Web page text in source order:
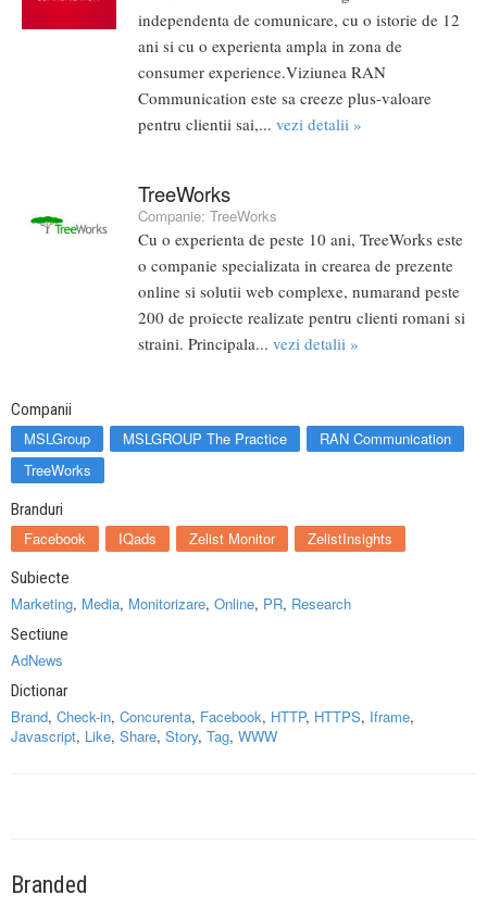
independenta de comunicare, cu o istorie de 12
ani si cu o experienta ampla in zona de
consumer experience.Viziunea RAN
Communication este sa creeze plus-valoare
pentru clientii sai,... vezi detalii »
TreeWorks
Companie: TreeWorks
Cu o experienta de peste 10 ani, TreeWorks este
o companie specializata in crearea de prezente
online si solutii web complexe, numarand peste
200 de proiecte realizate pentru clienti romani si
straini. Principala... vezi detalii »
Companii
MSLGroup MSLGROUP The Practice
RAN Communication
TreeWorks
Branduri
Facebook IQads Zelist Monitor ZelistInsights
Subiecte
Marketing, Media, Monitorizare, Online, PR, Research
Sectiune
AdNews
Dictionar
Brand, Check-in, Concurenta, Facebook, HTTP, HTTPS, Iframe,
Javascript, Like, Share, Story, Tag, WWW
Branded